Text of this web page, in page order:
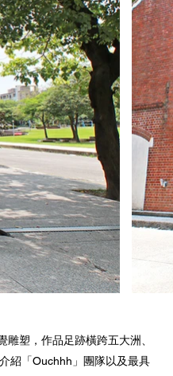
塑，作品足跡橫跨五大洲、
紹「Ouchhh」團隊以及最具